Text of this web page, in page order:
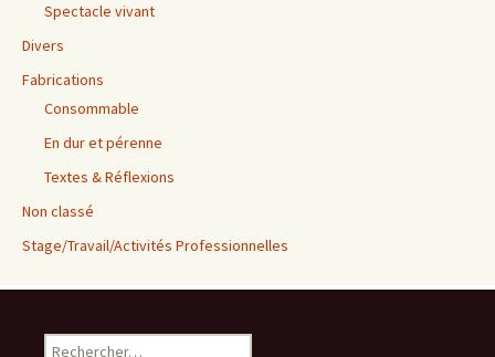
Spectacle vivant
Divers
Fabrications
Consommable
En dur et pérenne
Textes & Réflexions
Non classé
Stage/Travail/Activités Professionnelles
Rechercher :